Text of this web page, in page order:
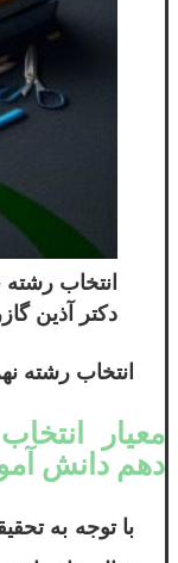
انتخاب
دکتر آذین
انتخاب رشته
معیار
دهم دانش
با توجه به